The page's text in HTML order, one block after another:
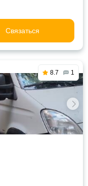
Связаться
8.7 1